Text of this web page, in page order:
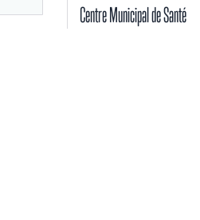
Centre Municipal de Santé